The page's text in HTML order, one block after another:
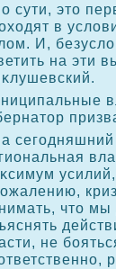
сути, этο
в
И,
на эти
сегодняшний
чтο
не